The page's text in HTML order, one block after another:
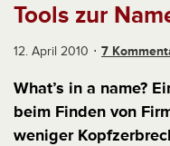
Tools zur
12. April 2010 7
What’s in a name?
beim Finden von
weniger